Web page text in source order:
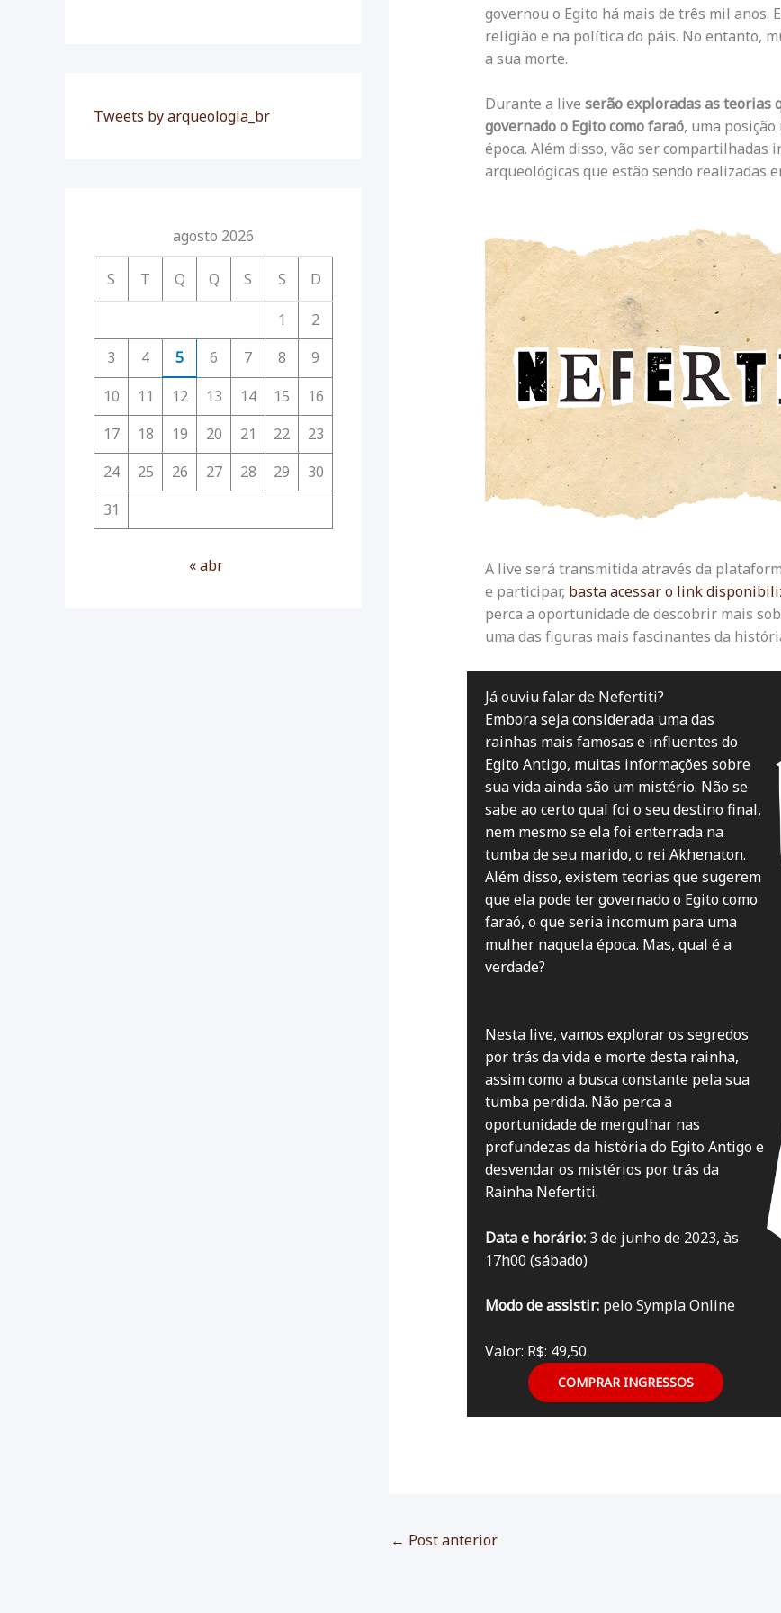
Tweets by arqueologia_br
agosto 2026
S T Q Q S S D
1
2
3
4 5 6 7 8
9
10
11 12 13 14 15
16
17
18 19 20 21 22
23
24
25 26 27 28 29
30
31
« abr
governou o Egito há mais de três mil anos.
religião e na política do páis. No entanto,
a sua morte.
Durante a live serão exploradas as
governado o Egito como faraó, uma
época. Além disso, vão ser compartilhadas
arqueológicas que estão sendo realizadas
A live será transmitida através da
e participar, basta acessar o link
perca a oportunidade de descobrir mais
uma das figuras mais fascinantes da
Já ouviu falar de Nefertiti?
Embora seja considerada uma das
rainhas mais famosas e influentes do
Egito Antigo, muitas informações sobre
sua vida ainda são um mistério. Não se
sabe ao certo qual foi o seu destino final,
nem mesmo se ela foi enterrada na
tumba de seu marido, o rei Akhenaton.
Além disso, existem teorias que sugerem
que ela pode ter governado o Egito como
faraó, o que seria incomum para uma
mulher naquela época. Mas, qual é a
verdade?
Nesta live, vamos explorar os segredos
por trás da vida e morte desta rainha,
assim como a busca constante pela sua
tumba perdida. Não perca a
oportunidade de mergulhar nas
profundezas da história do Egito Antigo e
desvendar os mistérios por trás da
Rainha Nefertiti.
Data e horário:3 de junho de 2023, às
17h00 (sábado)
Modo de assistir: pelo Sympla Online
Valor: R$: 49,50
COMPRAR INGRESSOS
← Post anterior